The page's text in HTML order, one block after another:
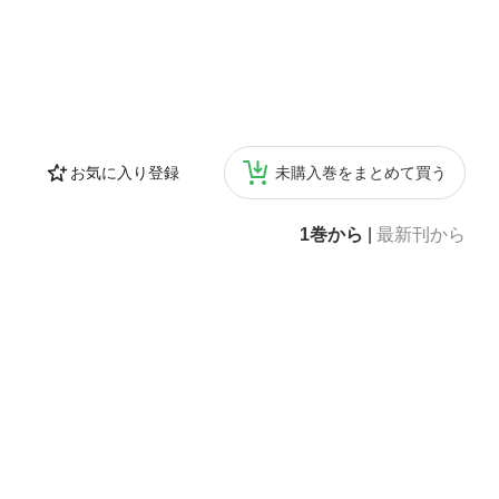
お気に入り登録 未購入巻をまとめて買う
1巻から 最新刊から